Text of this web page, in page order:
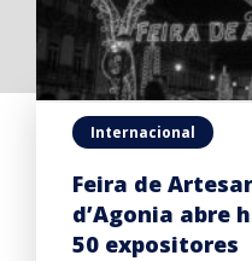
Internacional
Feira de
d’Agonia abre
50 expositores